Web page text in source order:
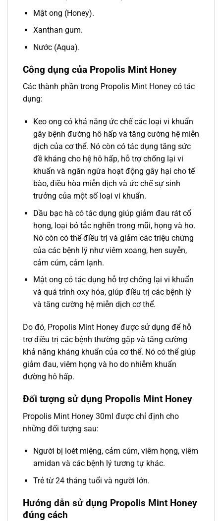
Mật ong (Honey).
Xanthan gum.
Nước (Aqua).
Công dụng của Propolis Mint Honey
Các thành phần trong Propolis Mint Honey có tác
dụng:
Keo ong có khả năng ức chế các loại vi khuẩn
gây bệnh đường hô hấp và tăng cường hệ miễn
dịch của cơ thể. Nó còn có tác dụng tăng sức
đề kháng cho hệ hô hấp, hỗ trợ chống lại vi
khuẩn và ngăn ngừa hoạt động gây hại cho tế
bào, điều hòa miễn dịch và ức chế sự sinh
trưởng của một số loại vi khuẩn.
Dầu bạc hà có tác dụng giúp giảm đau rát cổ
họng, loại bỏ tắc nghẽn trong mũi, họng và ho.
Nó còn có thể điều trị và giảm các triệu chứng
của các bệnh lý như viêm xoang, hen suyễn,
cảm cúm, cảm lạnh.
Mật ong có tác dụng hỗ trợ chống lại vi khuẩn
và quá trình oxy hóa, giúp điều trị các bệnh lý
và tăng cường hệ miễn dịch cơ thể.
Do đó, Propolis Mint Honey được sử dụng để hỗ
trợ điều trị các bệnh thường gặp và tăng cường
khả năng kháng khuẩn của cơ thể. Nó có thể giúp
giảm đau, viêm họng và ho do nhiễm khuẩn
đường hô hấp.
Đối tượng sử dụng Propolis Mint Honey
Propolis Mint Honey 30ml được chỉ định cho
những đối tượng sau:
Người bị loét miệng, cảm cúm, viêm họng, viêm
amidan và các bệnh lý tương tự khác.
Trẻ từ 24 tháng tuổi và người lớn.
Hướng dẫn sử dụng Propolis Mint Honey
đúng cách